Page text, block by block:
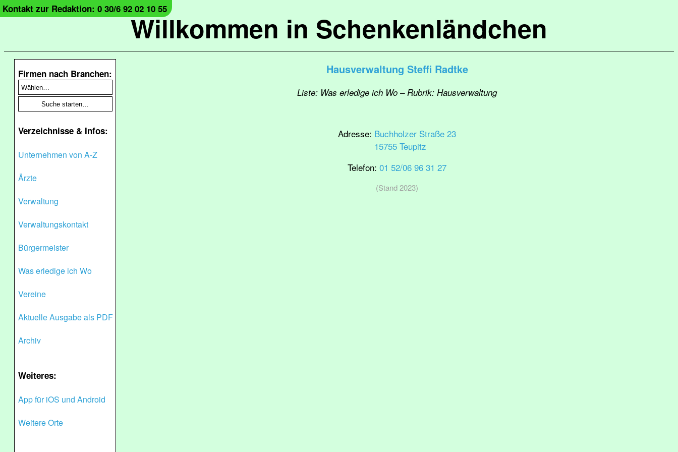
Willkommen in Schenkenländchen
Kontakt zur Redaktion: 0 30/6 92 02 10 55
Firmen nach Branchen:
Verzeichnisse & Infos:
Unternehmen von A-Z
Ärzte
Verwaltung
Verwaltungskontakt
Bürgermeister
Was erledige ich Wo
Vereine
Aktuelle Ausgabe als PDF
Archiv
Weiteres:
App für iOS und Android
Weitere Orte
Hausverwaltung Steffi Radtke
Liste: Was erledige ich Wo – Rubrik: Hausverwaltung
Adresse: Buchholzer Straße 23
15755 Teupitz
Telefon: 01 52/06 96 31 27
(Stand 2023)